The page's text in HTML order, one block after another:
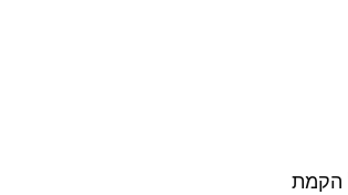
הקמת